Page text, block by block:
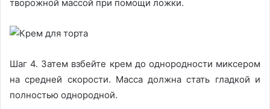
творожной массой при помощи ложки.
Шаг 4. Затем взбейте крем до однородности миксером
на средней скорости. Масса должна стать гладкой и
полностью однородной.